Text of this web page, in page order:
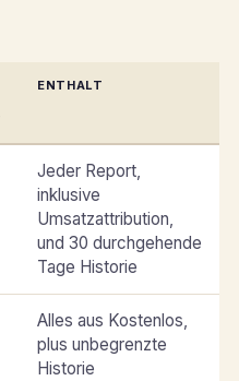
ENTHALT
Jeder Report,
inklusive
Umsatzattribution,
und 30 durchgehende
Tage Historie
Alles aus Kostenlos,
plus unbegrenzte
Historie